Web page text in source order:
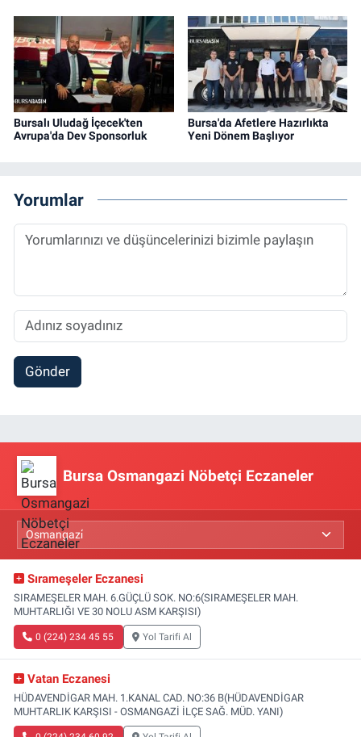
Bursalı Uludağ İçecek'ten
Avrupa'da Dev Sponsorluk
Bursa'da Afetlere Hazırlıkta
Yeni Dönem Başlıyor
Yorumlar
Gönder
Bursa Osmangazi Nöbetçi Eczaneler
Sırameşeler Eczanesi
SIRAMEŞELER MAH. 6.GÜÇLÜ SOK. NO:6(SIRAMEŞELER MAH.
MUHTARLIĞI VE 30 NOLU ASM KARŞISI)
0 (224) 234 45 55 Yol Tarifi Al
Vatan Eczanesi
HÜDAVENDİGAR MAH. 1.KANAL CAD. NO:36 B(HÜDAVENDİGAR
MUHTARLIK KARŞISI - OSMANGAZİ İLÇE SAĞ. MÜD. YANI)